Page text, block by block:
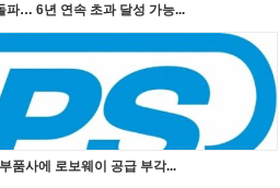
파… 6년 연속 초과 달성 가능...
품사에 로보웨이 공급 부각...